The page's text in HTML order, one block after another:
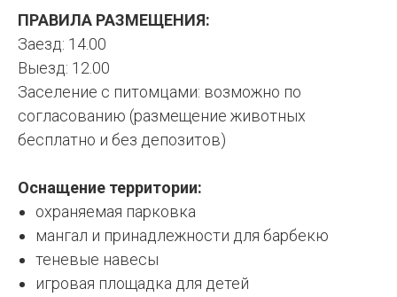
ПРАВИЛА РАЗМЕЩЕНИЯ:
Заезд: 14.00
Выезд: 12.00
Заселение с питомцами: возможно по
согласованию (размещение животных
бесплатно и без депозитов)
Оснащение территории:
охраняемая парковка
мангал и принадлежности для барбекю
теневые навесы
игровая площадка для детей